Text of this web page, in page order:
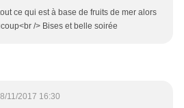
ce qui est à base de fruits de mer alors
/> Bises et belle soirée
11/2017 16:30